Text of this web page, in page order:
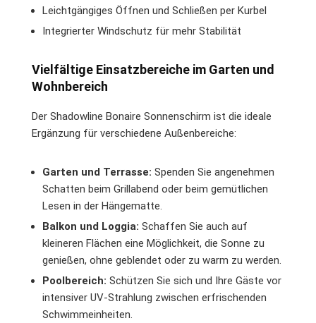
Leichtgängiges Öffnen und Schließen per Kurbel
Integrierter Windschutz für mehr Stabilität
Vielfältige Einsatzbereiche im Garten und
Wohnbereich
Der Shadowline Bonaire Sonnenschirm ist die ideale
Ergänzung für verschiedene Außenbereiche:
Garten und Terrasse: Spenden Sie angenehmen
Schatten beim Grillabend oder beim gemütlichen
Lesen in der Hängematte.
Balkon und Loggia: Schaffen Sie auch auf
kleineren Flächen eine Möglichkeit, die Sonne zu
genießen, ohne geblendet oder zu warm zu werden.
Poolbereich: Schützen Sie sich und Ihre Gäste vor
intensiver UV-Strahlung zwischen erfrischenden
Schwimmeinheiten.